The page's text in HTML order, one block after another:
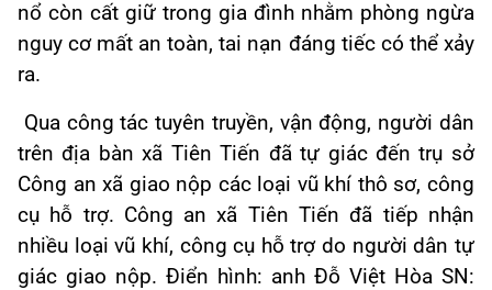
nổ còn cất giữ trong gia đình nhằm phòng ngừa
nguy cơ mất an toàn, tai nạn đáng tiếc có thể xảy
ra.
Qua công tác tuyên truyền, vận động, người dân
trên địa bàn xã Tiên Tiến đã tự giác đến trụ sở
Công an xã giao nộp các loại vũ khí thô sơ, công
cụ hỗ trợ. Công an xã Tiên Tiến đã tiếp nhận
nhiều loại vũ khí, công cụ hỗ trợ do người dân tự
giác giao nộp. Điển hình: anh Đỗ Việt Hòa SN: